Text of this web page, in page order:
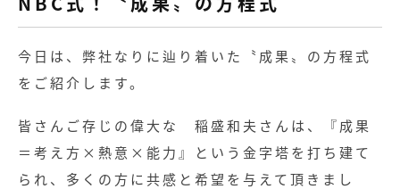
今日は、弊社なりに辿り着いた〝成果〟の方程式
をご紹介します。
皆さんご存じの偉大な 稲盛和夫さんは、『成果
＝考え方×熱意×能力』という金字塔を打ち建て
られ、多くの方に共感と希望を与えて頂きまし